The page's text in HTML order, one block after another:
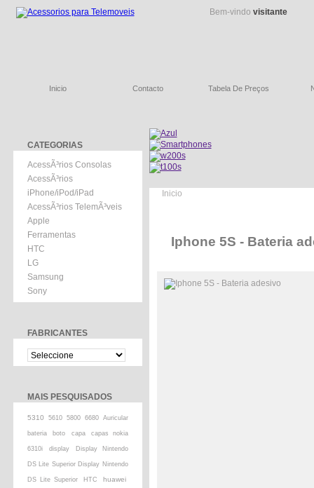
Bem-vindo visitante
Inicio Contacto Tabela De Preços
CATEGORIAS
AcessÃ³rios Consolas
AcessÃ³rios
iPhone/iPod/iPad
AcessÃ³rios TelemÃ³veis
Apple
Ferramentas
HTC
LG
Samsung
Sony
FABRICANTES
MAIS PESQUISADOS
5310 5610 5800 6680 Auricular
bateria boto capa capas nokia
6310i display Display Nintendo
DS Lite Superior Display Nintendo
DS Lite Superior HTC huawei
Inicio
Iphone 5S - Bateria